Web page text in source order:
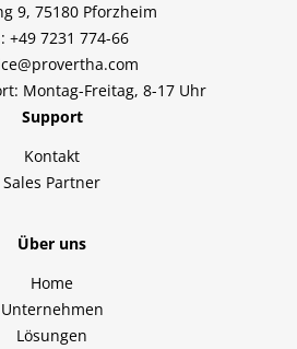
9, 75180 Pforzheim
+49 7231 774-66
Montag-Freitag, 8-17 Uhr
Support
Kontakt
Sales Partner
Über uns
Home
Unternehmen
Lösungen